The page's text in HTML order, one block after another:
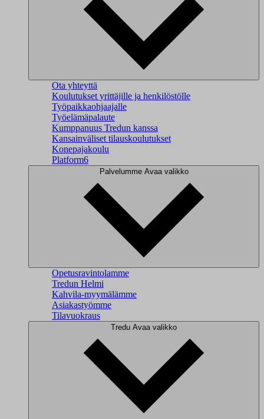
Ota yhteyttä
Koulutukset yrittäjille ja henkilöstölle
Työpaikkaohjaajalle
Työelämäpalaute
Kumppanuus Tredun kanssa
Kansainväliset tilauskoulutukset
Konepajakoulu
Platform6
Palvelumme Avaa valikko
Opetusravintolamme
Tredun Helmi
Kahvila-myymälämme
Asiakastyömme
Tilavuokraus
Tredu Avaa valikko